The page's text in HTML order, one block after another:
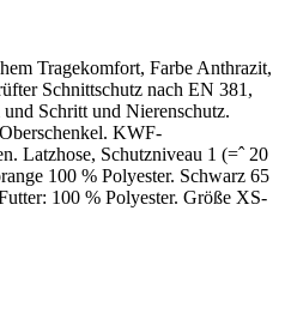
Tragekomfort, Farbe Anthrazit,
Schnittschutz nach EN 381,
Schritt und Nierenschutz.
KWF-
Latzhose, Schutzniveau 1 (=ˆ 20
100 % Polyester. Schwarz 65
100 % Polyester. Größe XS-